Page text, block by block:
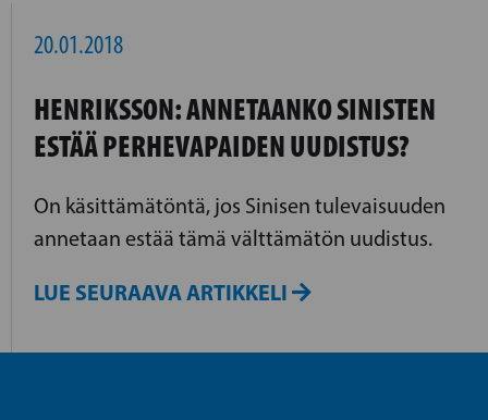
20.01.2018
HENRIKSSON: ANNETAANKO SINISTEN
ESTÄÄ PERHEVAPAIDEN UUDISTUS?
On käsittämätöntä, jos Sinisen tulevaisuuden
annetaan estää tämä välttämätön uudistus.
LUE SEURAAVA ARTIKKELI